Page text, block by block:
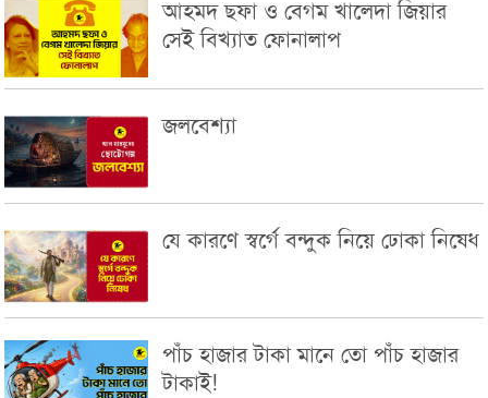
আহমদ ছফা ও বেগম খালেদা জিয়ার
সেই বিখ্যাত ফোনালাপ
জলবেশ্যা
যে কারণে স্বর্গে বন্দুক নিয়ে ঢোকা নিষেধ
পাঁচ হাজার টাকা মানে তো পাঁচ হাজার
টাকাই!